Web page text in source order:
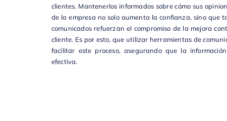
clientes. Mantenerlos informados sobre cómo sus
de la empresa no solo aumenta la confianza, sino que
comunicados refuerzan el compromiso de la mejora
cliente. Es por esto, que utilizar herramientas de
facilitar este proceso, asegurando que la
efectiva.